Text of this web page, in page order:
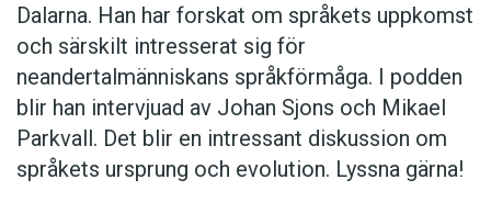
Dalarna. Han har forskat om språkets uppkomst
och särskilt intresserat sig för
neandertalmänniskans språkförmåga. I podden
blir han intervjuad av Johan Sjons och Mikael
Parkvall. Det blir en intressant diskussion om
språkets ursprung och evolution. Lyssna gärna!